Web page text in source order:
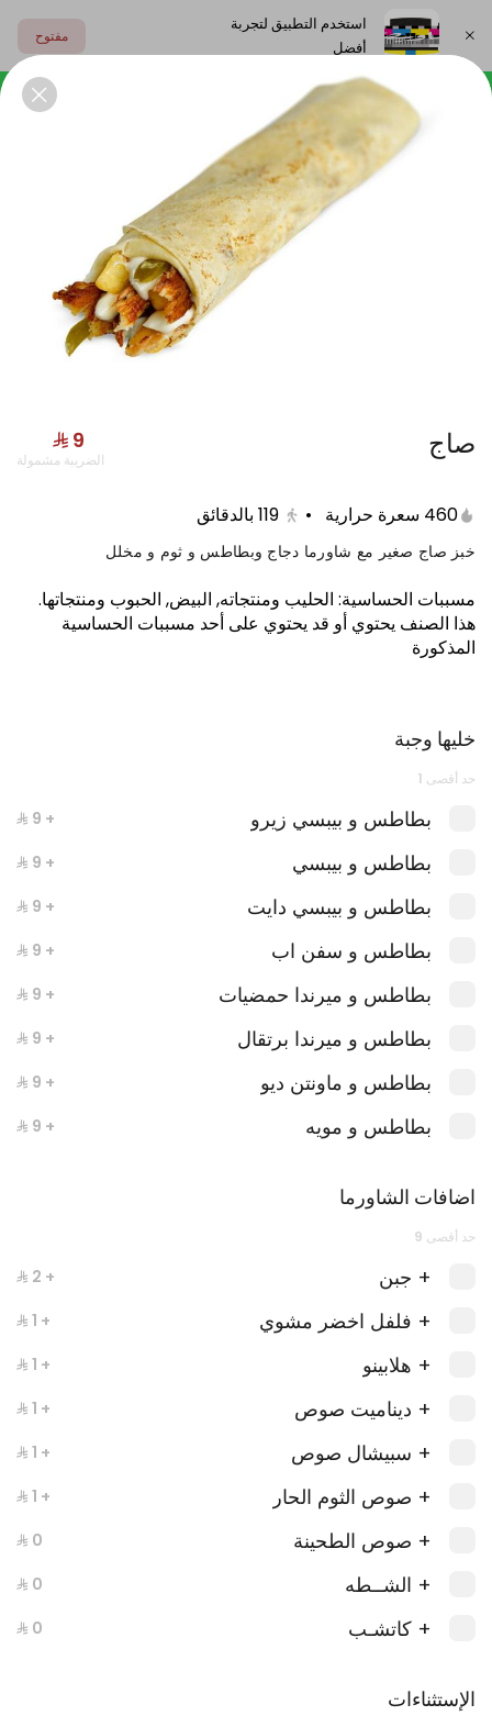
استخدم التطبيق لتجربة
أفضل
مفتوح
اختر العنوان
الصــوصـات المشــروبات
عكاوي
عكاوي كبريت
1406 kcal
صاج الضريبة مشمولة
460 سعرة حرارية •
119 بالدقائق
خبز صاج صغير مع شاورما دجاج وبطاطس و ثوم و مخلل
مسببات الحساسية: الحليب ومنتجاته, البيض, الحبوب ومنتجاتها.
هذا الصنف يحتوي أو قد يحتوي على أحد مسببات الحساسية
المذكورة
خليها وجبة
حد أقصى 1
بطاطس و بيبسي زيرو + ⁨⁦‪‬ 9⁩
بطاطس و بيبسي + ⁨⁦‪‬ 9⁩
بطاطس و بيبسي دايت + ⁨⁦‪‬ 9⁩
بطاطس و سفن اب + ⁨⁦‪‬ 9⁩
بطاطس و ميرندا حمضيات + ⁨⁦‪‬ 9⁩
بطاطس و ميرندا برتقال + ⁨⁦‪‬ 9⁩
بطاطس و ماونتن ديو + ⁨⁦‪‬ 9⁩
بطاطس و مويه + ⁨⁦‪‬ 9⁩
اضافات الشاورما
حد أقصى 9
+ جبن + ⁨⁦‪‬ 2⁩
+ فلفل اخضر مشوي + ⁨⁦‪‬ 1⁩
+ هلابينو + ⁨⁦‪‬ 1⁩
+ ديناميت صوص + ⁨⁦‪‬ 1⁩
+ سبيشال صوص + ⁨⁦‪‬ 1⁩
+ صوص الثوم الحار + ⁨⁦‪‬ 1⁩
+ صوص الطحينة
+ الشــطه
+ كاتشـب
الإستثناءات